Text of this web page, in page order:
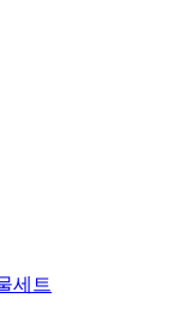
세트